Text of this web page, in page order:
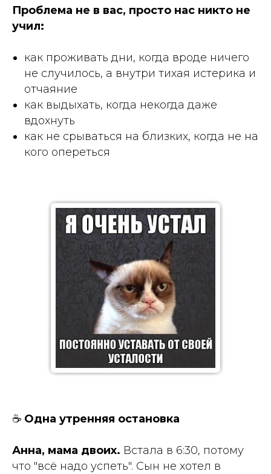
Проблема не в вас, просто нас никто не
учил:
как проживать дни, когда вроде ничего
не случилось, а внутри тихая истерика и
отчаяние
как выдыхать, когда некогда даже
вдохнуть
как не срываться на близких, когда не на
кого опереться
☕️ Одна утренняя остановка
Анна, мама двоих. Встала в 6:30, потому
что "всё надо успеть". Сын не хотел в